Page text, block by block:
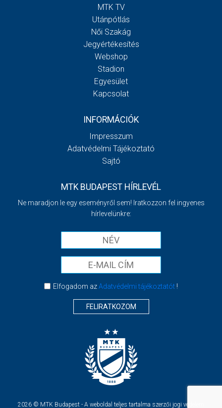
MTK TV
Utánpótlás
Női Szakág
Jegyértékesítés
Webshop
Stadion
Egyesület
Kapcsolat
INFORMÁCIÓK
Impresszum
Adatvédelmi Tájékoztató
Sajtó
MTK BUDAPEST HÍRLEVÉL
Ne maradjon le egy eseményről sem! Iratkozzon fel ingyenes
hírlevelünkre:
Elfogadom azAdatvédelmi tájékoztatót!
FELIRATKOZOM
2026 © MTK Budapest - A weboldal teljes tartalma szerzői jogi védelem